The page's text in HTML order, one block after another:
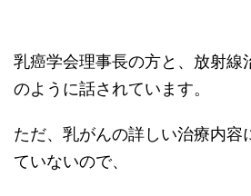
乳癌学会理事長の方と、放射線
のように話されています。
ただ、乳がんの詳しい治療内容
ていないので、